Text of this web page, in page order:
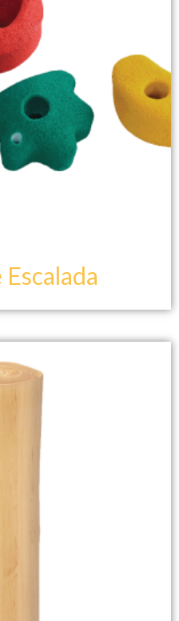
Escalada